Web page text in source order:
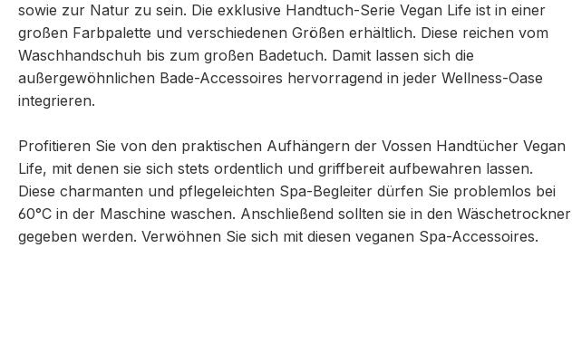
sowie zur Natur zu sein. Die exklusive Handtuch-Serie Vegan Life ist in einer
großen Farbpalette und verschiedenen Größen erhältlich. Diese reichen vom
Waschhandschuh bis zum großen Badetuch. Damit lassen sich die
außergewöhnlichen Bade-Accessoires hervorragend in jeder Wellness-Oase
integrieren.
Profitieren Sie von den praktischen Aufhängern der Vossen Handtücher Vegan
Life, mit denen sie sich stets ordentlich und griffbereit aufbewahren lassen.
Diese charmanten und pflegeleichten Spa-Begleiter dürfen Sie problemlos bei
60°C in der Maschine waschen. Anschließend sollten sie in den Wäschetrockner
gegeben werden. Verwöhnen Sie sich mit diesen veganen Spa-Accessoires.